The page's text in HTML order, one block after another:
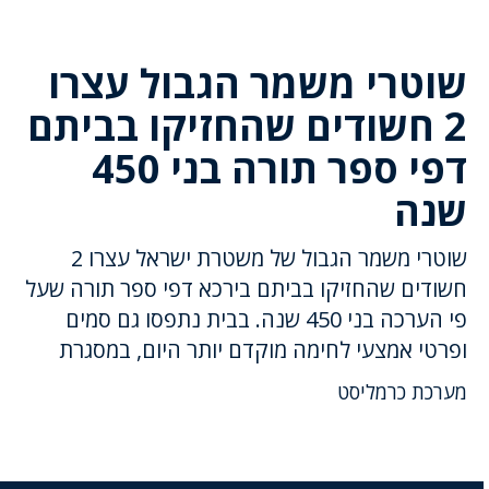
שוטרי משמר הגבול עצרו
2 חשודים שהחזיקו בביתם
דפי ספר תורה בני 450
שנה
שוטרי משמר הגבול של משטרת ישראל עצרו 2
חשודים שהחזיקו בביתם בירכא דפי ספר תורה שעל
פי הערכה בני 450 שנה. בבית נתפסו גם סמים
ופרטי אמצעי לחימה מוקדם יותר היום, במסגרת
מערכת כרמליסט